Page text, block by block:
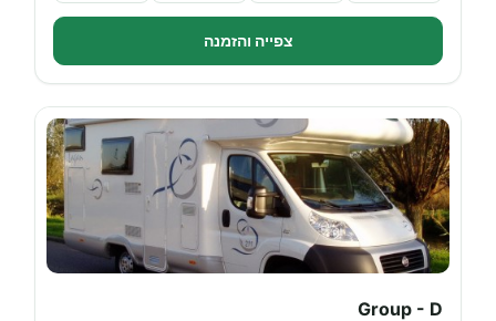
צפייה והזמנה
Group - D